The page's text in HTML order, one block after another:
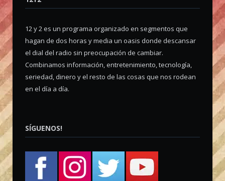
12 y 2 es un programa organizado en segmentos que
hagan de dos horas y media un oasis donde descansar
el dial del radio sin preocupación de cambiar.
Combinamos información, entretenimiento, tecnología,
seriedad, dinero y el resto de las cosas que nos rodean
en el día a día.
SÍGUENOS!